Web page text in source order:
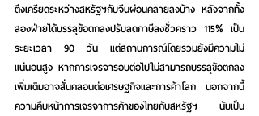
ตึงเครียดระหว่างสหรัฐฯกับจีนผ่อนคลายลงบ้าง หลังจากทั้ง
สองฝ่ายได้บรรลุข้อตกลงปรับลดภาษีลงชั่วคราว 115% เป็น
ระยะเวลา 90 วัน แต่สถานการณ์โดยรวมยังมีความไม่
แน่นอนสูง หากการเจรจารอบต่อไปไม่สามารถบรรลุข้อตกลง
เพิ่มเติมอาจสั่นคลอนต่อเศรษฐกิจและการค้าโลก นอกจากนี้
ความคืบหน้าการเจรจาการค้าของไทยกับสหรัฐฯ นับเป็น